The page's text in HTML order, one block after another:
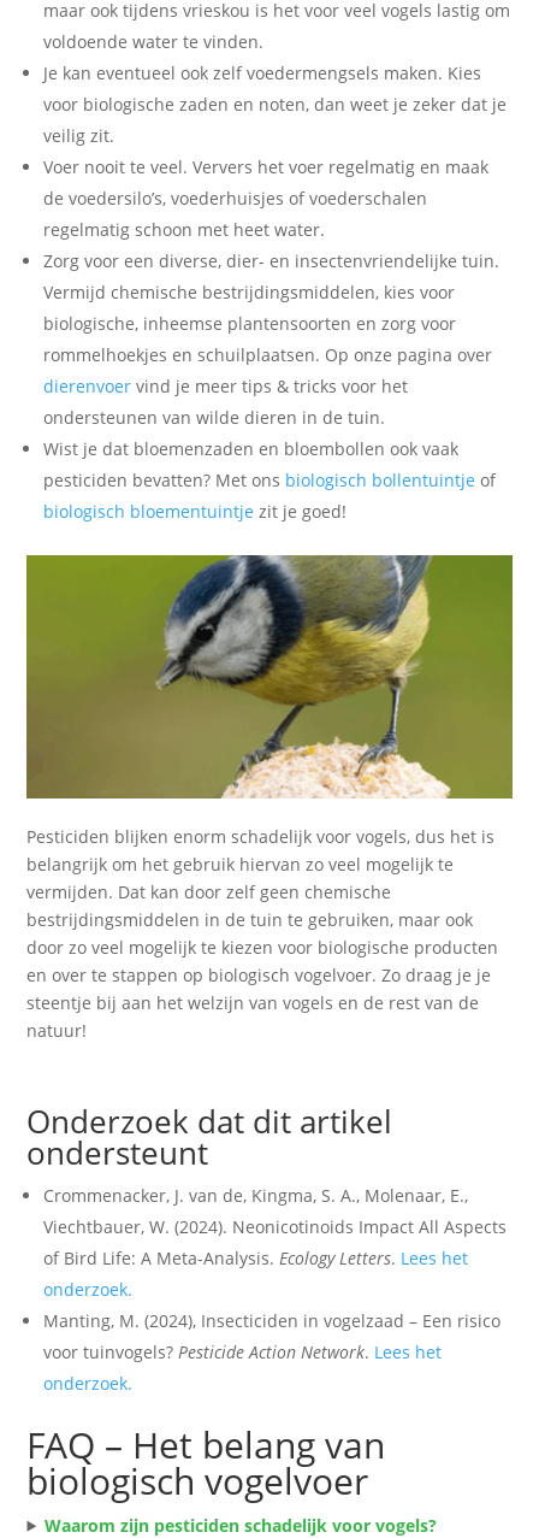
maar ook tijdens vrieskou is het voor veel vogels lastig om
voldoende water te vinden.
Je kan eventueel ook zelf voedermengsels maken. Kies
voor biologische zaden en noten, dan weet je zeker dat je
veilig zit.
Voer nooit te veel. Ververs het voer regelmatig en maak
de voedersilo’s, voederhuisjes of voederschalen
regelmatig schoon met heet water.
Zorg voor een diverse, dier- en insectenvriendelijke tuin.
Vermijd chemische bestrijdingsmiddelen, kies voor
biologische, inheemse plantensoorten en zorg voor
rommelhoekjes en schuilplaatsen. Op onze pagina over
dierenvoer vind je meer tips & tricks voor het
ondersteunen van wilde dieren in de tuin.
Wist je dat bloemenzaden en bloembollen ook vaak
pesticiden bevatten? Met ons biologisch bollentuintje of
biologisch bloementuintje zit je goed!
Pesticiden blijken enorm schadelijk voor vogels, dus het is
belangrijk om het gebruik hiervan zo veel mogelijk te
vermijden. Dat kan door zelf geen chemische
bestrijdingsmiddelen in de tuin te gebruiken, maar ook
door zo veel mogelijk te kiezen voor biologische producten
en over te stappen op biologisch vogelvoer. Zo draag je je
steentje bij aan het welzijn van vogels en de rest van de
natuur!
Onderzoek dat dit artikel
ondersteunt
Crommenacker, J. van de, Kingma, S. A., Molenaar, E.,
Viechtbauer, W. (2024). Neonicotinoids Impact All Aspects
of Bird Life: A Meta-Analysis. Ecology Letters. Lees het
onderzoek.
Manting, M. (2024), Insecticiden in vogelzaad – Een risico
voor tuinvogels? Pesticide Action Network. Lees het
onderzoek.
FAQ – Het belang van
biologisch vogelvoer
Waarom zijn pesticiden schadelijk voor vogels?